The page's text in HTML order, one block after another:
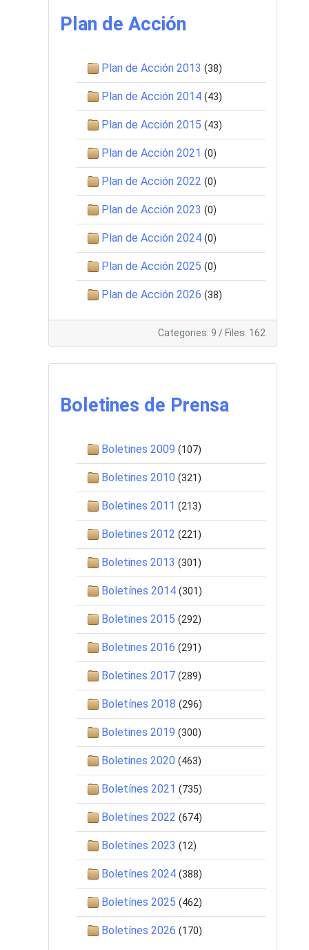
Plan de Acción
Plan de Acción 2013 (38)
Plan de Acción 2014 (43)
Plan de Acción 2015 (43)
Plan de Acción 2021 (0)
Plan de Acción 2022 (0)
Plan de Acción 2023 (0)
Plan de Acción 2024 (0)
Plan de Acción 2025 (0)
Plan de Acción 2026 (38)
Categories: 9 / Files: 162
Boletines de Prensa
Boletines 2009 (107)
Boletines 2010 (321)
Boletines 2011 (213)
Boletines 2012 (221)
Boletines 2013 (301)
Boletínes 2014 (301)
Boletines 2015 (292)
Boletines 2016 (291)
Boletines 2017 (289)
Boletínes 2018 (296)
Boletines 2019 (300)
Boletines 2020 (463)
Boletínes 2021 (735)
Boletínes 2022 (674)
Boletínes 2023 (12)
Boletínes 2024 (388)
Boletínes 2025 (462)
Boletínes 2026 (170)